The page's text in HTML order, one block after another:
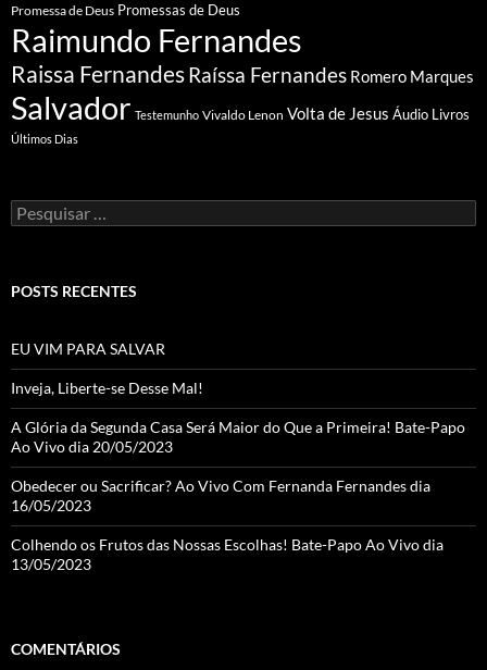
Promessa de Deus Promessas de Deus
Raimundo Fernandes
Raissa FernandesRaíssa Fernandes Romero Marques
Salvador Testemunho Vivaldo Lenon Volta de Jesus Áudio Livros
Últimos Dias
Pesquisar
por:
POSTS RECENTES
EU VIM PARA SALVAR
Inveja, Liberte-se Desse Mal!
A Glória da Segunda Casa Será Maior do Que a Primeira! Bate-Papo
Ao Vivo dia 20/05/2023
Obedecer ou Sacrificar? Ao Vivo Com Fernanda Fernandes dia
16/05/2023
Colhendo os Frutos das Nossas Escolhas! Bate-Papo Ao Vivo dia
13/05/2023
COMENTÁRIOS